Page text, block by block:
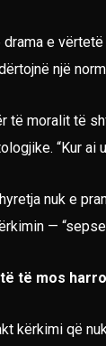
drama e
një
të moralit të
“Kur ai
nuk e
—
të mos
kërkimi që